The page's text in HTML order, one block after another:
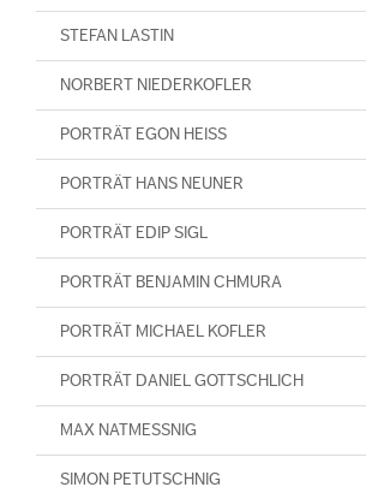
STEFAN LASTIN
NORBERT NIEDERKOFLER
PORTRÄT EGON HEISS
PORTRÄT HANS NEUNER
PORTRÄT EDIP SIGL
PORTRÄT BENJAMIN CHMURA
PORTRÄT MICHAEL KOFLER
PORTRÄT DANIEL GOTTSCHLICH
MAX NATMESSNIG
SIMON PETUTSCHNIG